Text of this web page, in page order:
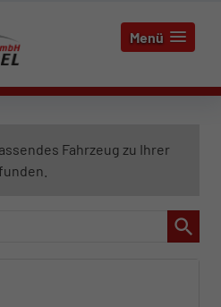
Menü
Fahrzeug zu Ihrer